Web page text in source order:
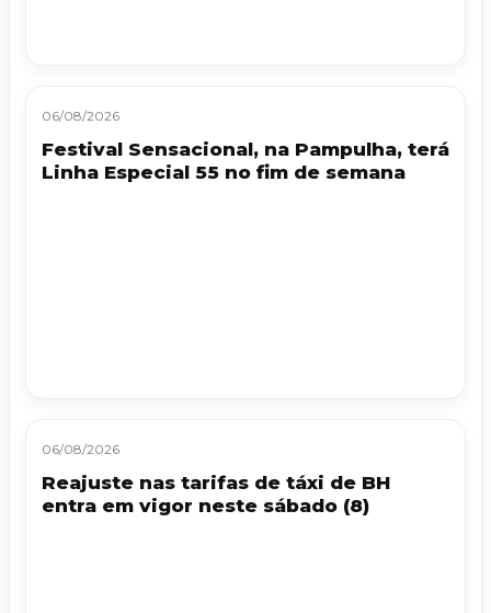
06/08/2026
Festival Sensacional, na Pampulha, terá
Linha Especial 55 no fim de semana
06/08/2026
Reajuste nas tarifas de táxi de BH
entra em vigor neste sábado (8)